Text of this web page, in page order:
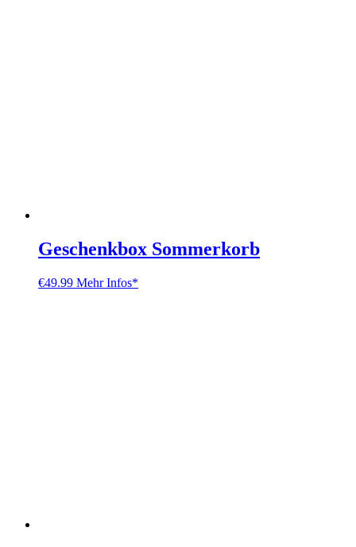
Geschenkbox Sommerkorb
€49.99 Mehr Infos*